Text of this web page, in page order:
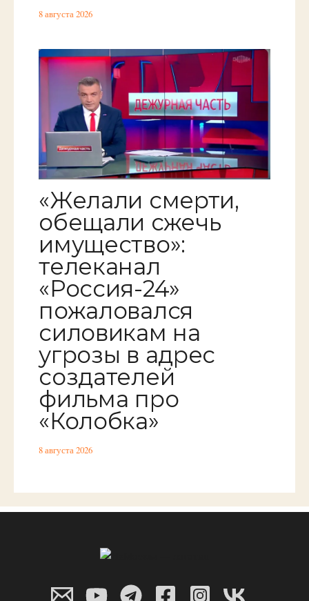
8 августа 2026
«Желали смерти,
обещали сжечь
имущество»:
телеканал
«Россия-24»
пожаловался
силовикам на
угрозы в адрес
создателей
фильма про
«Колобка»
8 августа 2026